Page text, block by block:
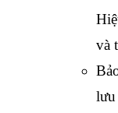
và
lưu